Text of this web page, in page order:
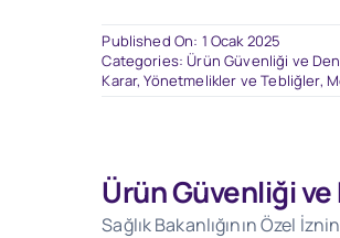
Published On: 1 Ocak 2025
Categories: Ürün Güvenliği ve
Karar, Yönetmelikler ve Tebliğler,
Ürün Güvenliği
Sağlık Bakanlığının Özel